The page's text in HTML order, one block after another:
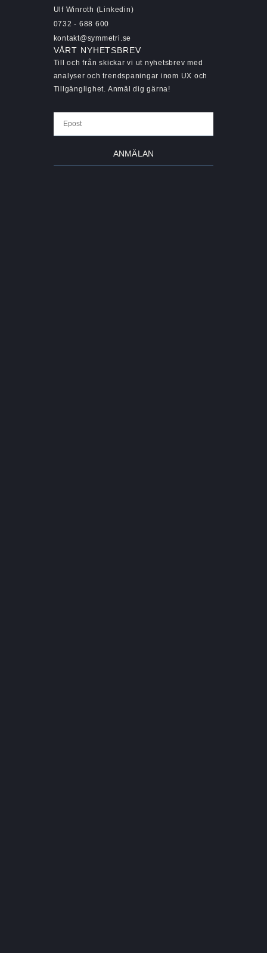
Ulf Winroth (Linkedin)
0732 - 688 600
kontakt@symmetri.se
VÅRT NYHETSBREV
Till och från skickar vi ut nyhetsbrev med
analyser och trendspaningar inom UX och
Tillgänglighet. Anmäl dig gärna!
ANMÄLAN